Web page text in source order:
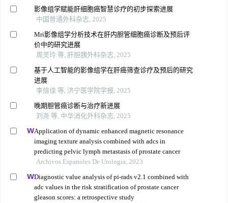
影像组学赋能肝细胞癌智慧诊疗的初步探索进展
中国普通外科杂志, 2025
Mri影像组学分析技术在肝内胆管细胞癌诊断及预后评
价中的研究进展
周灵玲 等, 肝胆胰外科杂志, 2025
基于人工智能的影像组学在肝癌筛查诊疗及预后的研究
进展
李倍佳 等, 济宁医学院学报, 2025
晚期胆管癌诊断与治疗新进展
刘尧 等, 中华消化外科杂志, 2025
Application of dynamic enhanced magnetic resonance
imaging texture analysis combined with adcs in
predicting pelvic lymph metastasis of prostate cancer
Archivos Espanoles De Urologia, 2023
Diagnostic value analysis of pi-rads v2.1 combined with
adc values in the risk stratification of prostate cancer
gleason scores: a retrospective study